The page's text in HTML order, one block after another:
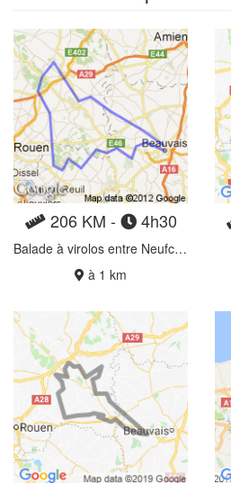
206 KM - 4h30
Balade à virolos entre Neufchâtel, Lyons-la-Forêt et Beauvais
à 1 km